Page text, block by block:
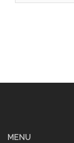
MENU